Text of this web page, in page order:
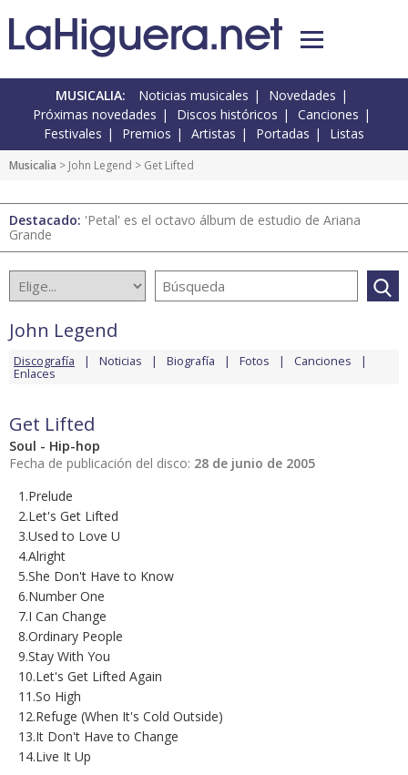
MUSICALIA: Noticias musicales
Novedades
Próximas novedades
Discos históricos
Canciones
Festivales
Premios Artistas Portadas Listas
Musicalia > John Legend > Get Lifted
Destacado: 'Petal' es el octavo álbum de estudio de Ariana
Grande
John Legend
Discografía Noticias Biografía Fotos Canciones
Enlaces
Get Lifted
Soul - Hip-hop
Fecha de publicación del disco: 28 de junio de 2005
1.Prelude
2.Let's Get Lifted
3.Used to Love U
4.Alright
5.She Don't Have to Know
6.Number One
7.I Can Change
8.Ordinary People
9.Stay With You
10.Let's Get Lifted Again
11.So High
12.Refuge (When It's Cold Outside)
13.It Don't Have to Change
14.Live It Up